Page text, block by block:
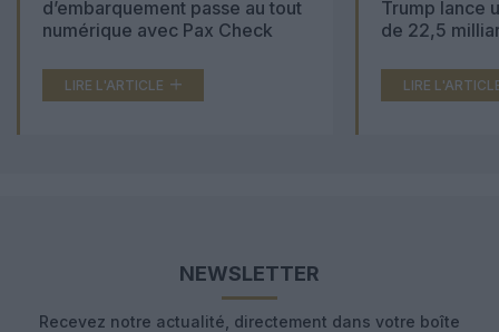
d’embarquement passe au tout
numérique avec Pax Check
LIRE L'ARTICLE
Trump lance
de 22,5
LIRE
NEWSLETTER
Recevez notre actualité, directement dans votre boîte